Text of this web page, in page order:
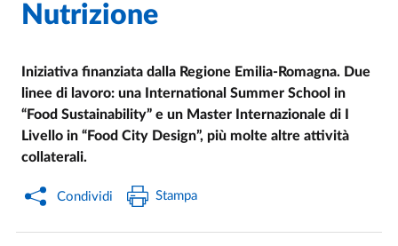
Nutrizione
Iniziativa finanziata dalla Regione Emilia-Romagna. Due
linee di lavoro: una International Summer School in
“Food Sustainability” e un Master Internazionale di I
Livello in “Food City Design”, più molte altre attività
collaterali.
Condividi Stampa